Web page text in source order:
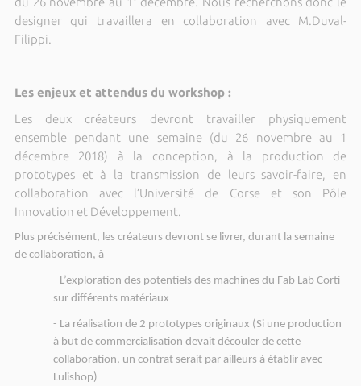
designer qui travaillera en collaboration avec M.Duval-
Filippi.
Les enjeux et attendus du workshop :
Les deux créateurs devront travailler physiquement
ensemble pendant une semaine (du 26 novembre au 1
décembre 2018) à la conception, à la production de
prototypes et à la transmission de leurs savoir-faire, en
collaboration avec l’Université de Corse et son Pôle
Innovation et Développement.
Plus précisément, les créateurs devront se livrer, durant la semaine
de collaboration, à
- L’exploration des potentiels des machines du Fab Lab Corti
sur différents matériaux
- La réalisation de 2 prototypes originaux (Si une production
à but de commercialisation devait découler de cette
collaboration, un contrat serait par ailleurs à établir avec
Lulishop)